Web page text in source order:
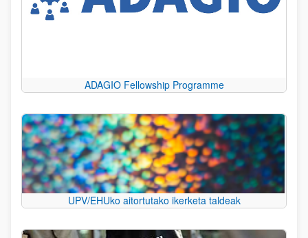
ADAGIO Fellowship Programme
UPV/EHUko aitortutako ikerketa taldeak